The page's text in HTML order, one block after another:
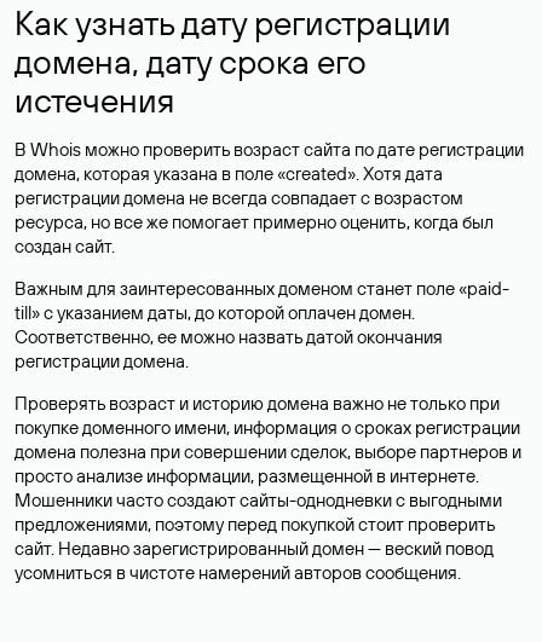
Как узнать дату регистрации
домена, дату срока его
истечения
В Whois можно проверить возраст сайта по дате регистрации
домена, которая указана в поле «created». Хотя дата
регистрации домена не всегда совпадает с возрастом
ресурса, но все же помогает примерно оценить, когда был
создан сайт.
Важным для заинтересованных доменом станет поле «paid-
till» с указанием даты, до которой оплачен домен.
Соответственно, ее можно назвать датой окончания
регистрации домена.
Проверять возраст и историю домена важно не только при
покупке доменного имени, информация о сроках регистрации
домена полезна при совершении сделок, выборе партнеров и
просто анализе информации, размещенной в интернете.
Мошенники часто создают сайты-однодневки с выгодными
предложениями, поэтому перед покупкой стоит проверить
сайт. Недавно зарегистрированный домен — веский повод
усомниться в чистоте намерений авторов сообщения.